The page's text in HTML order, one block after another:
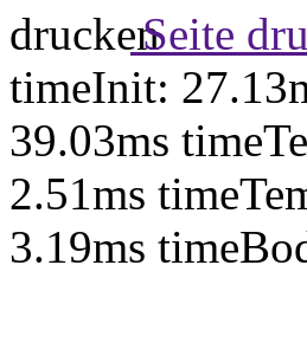
Seite
timeInit:
39.03ms
2.51ms
3.19ms